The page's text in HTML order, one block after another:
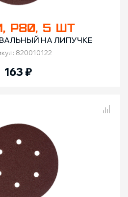
Р80, 5 ШТ
НА ЛИПУЧКЕ
820010122
163₽